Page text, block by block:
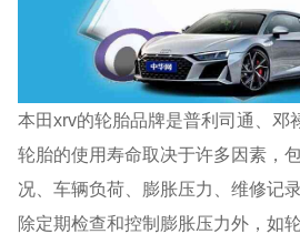
本田xrv的轮胎品牌是普利司通、邓
轮胎的使用寿命取决于许多因素，
况、车辆负荷、膨胀压力、维修记
除定期检查和控制膨胀压力外，如